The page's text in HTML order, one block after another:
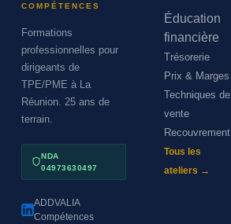
COMPÉTENCES
Formations
professionnelles pour
dirigeants de
TPE/PME à La
Réunion. 25 ans de
terrain.
NDA
04973630497
ADDVALIA
Compétences
Éducation
financière
Trésorerie
Prix & Marges
Techniques de
vente
Recouvrement
Tous les
ateliers →